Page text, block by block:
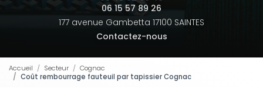
06 15 57 89 26
177 avenue Gambetta 17100 SAINTES
Contactez-nous
Accueil Secteur
Cognac
Coût rembourrage fauteuil par tapissier Cognac